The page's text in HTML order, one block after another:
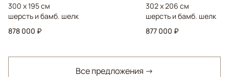
300 x 195 см
шерсть и бамб. шелк
878 000 ₽
302 x 206 см
шерсть и бамб. шелк
877 000 ₽
Все предложения →